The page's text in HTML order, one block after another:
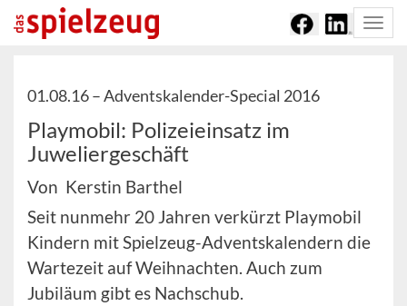
01.08.16 –Adventskalender-Special 2016
Playmobil: Polizeieinsatz im
Juweliergeschäft
Von Kerstin Barthel
Seit nunmehr 20 Jahren verkürzt Playmobil
Kindern mit Spielzeug-Adventskalendern die
Wartezeit auf Weihnachten. Auch zum
Jubiläum gibt es Nachschub.